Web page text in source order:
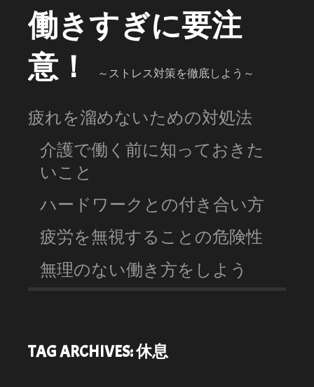
働きすぎに要注
意！
～ストレス対策を徹底しよう～
疲れを溜めないための対処法
介護で働く前に知っておきた
いこと
ハードワークとの付き合い方
疲労を無視することの危険性
無理のない働き方をしよう
TAG ARCHIVES:休息